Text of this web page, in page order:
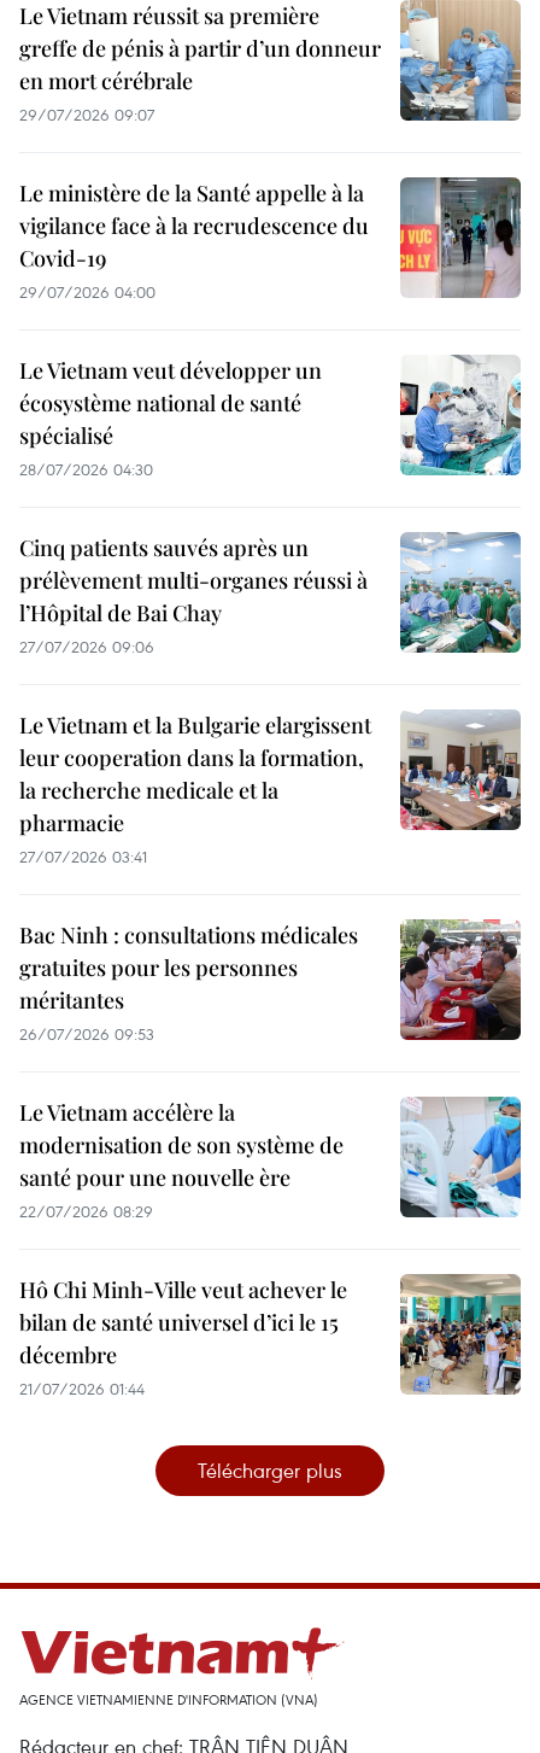
Le Vietnam réussit sa première
greffe de pénis à partir d’un donneur
en mort cérébrale
29/07/2026 09:07
Le ministère de la Santé appelle à la
vigilance face à la recrudescence du
Covid-19
29/07/2026 04:00
Le Vietnam veut développer un
écosystème national de santé
spécialisé
28/07/2026 04:30
Cinq patients sauvés après un
prélèvement multi-organes réussi à
l’Hôpital de Bai Chay
27/07/2026 09:06
Le Vietnam et la Bulgarie elargissent
leur cooperation dans la formation,
la recherche medicale et la
pharmacie
27/07/2026 03:41
Bac Ninh : consultations médicales
gratuites pour les personnes
méritantes
26/07/2026 09:53
Le Vietnam accélère la
modernisation de son système de
santé pour une nouvelle ère
22/07/2026 08:29
Hô Chi Minh-Ville veut achever le
bilan de santé universel d’ici le 15
décembre
21/07/2026 01:44
Télécharger plus
AGENCE VIETNAMIENNE D'INFORMATION (VNA)
Rédacteur en chef: TRÂN TIÊN DUÂN